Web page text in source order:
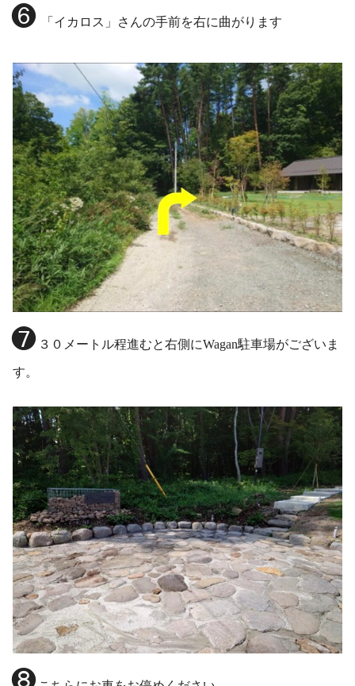
❻ 「イカロス」さんの手前を右に曲がります
❼ ３０メートル程進むと右側にWagan駐車場がございま
す。